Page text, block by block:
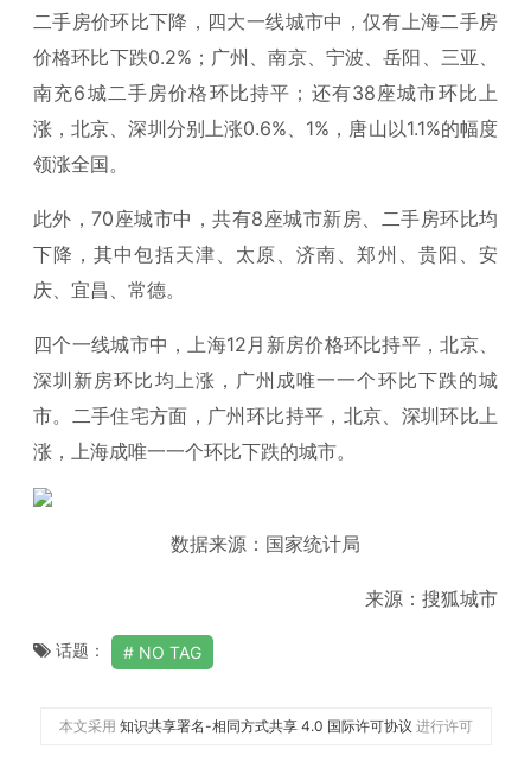
二手房价环比下降，四大一线城市中，仅有上海二手房
价格环比下跌0.2%；广州、南京、宁波、岳阳、三亚、
南充6城二手房价格环比持平；还有38座城市环比上
涨，北京、深圳分别上涨0.6%、1%，唐山以1.1%的幅度
领涨全国。
此外，70座城市中，共有8座城市新房、二手房环比均
下降，其中包括天津、太原、济南、郑州、贵阳、安
庆、宜昌、常德。
四个一线城市中，上海12月新房价格环比持平，北京、
深圳新房环比均上涨，广州成唯一一个环比下跌的城
市。二手住宅方面，广州环比持平，北京、深圳环比上
涨，上海成唯一一个环比下跌的城市。
数据来源：国家统计局
来源：搜狐城市
话题： NO TAG
本文采用 知识共享署名-相同方式共享 4.0 国际许可协议 进行许可